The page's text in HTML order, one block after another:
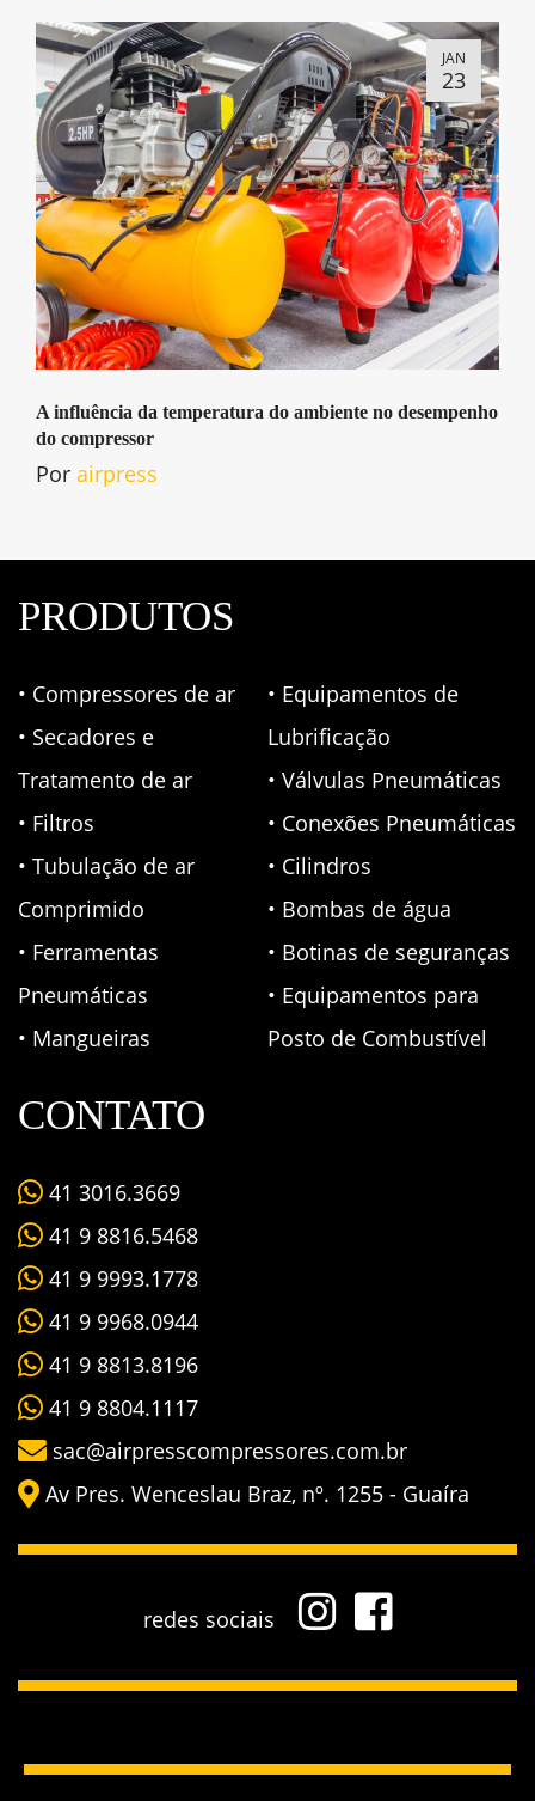
JAN
23
A influência da temperatura do ambiente no desempenho
do compressor
Por airpress
PRODUTOS
• Compressores de ar
• Secadores e
Tratamento de ar
• Filtros
• Tubulação de ar
Comprimido
• Ferramentas
Pneumáticas
• Mangueiras
• Equipamentos de
Lubrificação
• Válvulas Pneumáticas
• Conexões Pneumáticas
• Cilindros
• Bombas de água
• Botinas de seguranças
• Equipamentos para
Posto de Combustível
CONTATO
41 3016.3669
41 9 8816.5468
41 9 9993.1778
41 9 9968.0944
41 9 8813.8196
41 9 8804.1117
sac@airpresscompressores.com.br
Av Pres. Wenceslau Braz, nº. 1255 - Guaíra
redes sociais